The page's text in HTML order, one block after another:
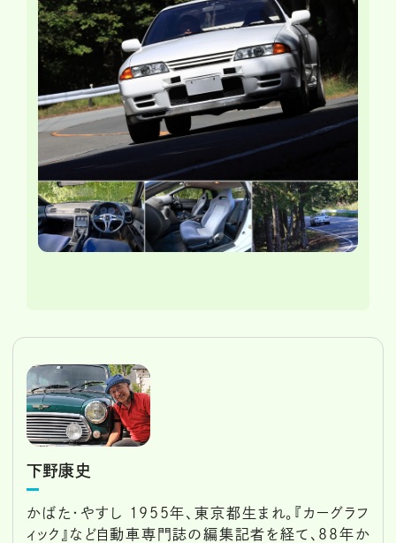
下野康史
かばた・やすし 1955年、東京都生まれ。『カーグラフ
ィック』など自動車専門誌の編集記者を経て、88年か